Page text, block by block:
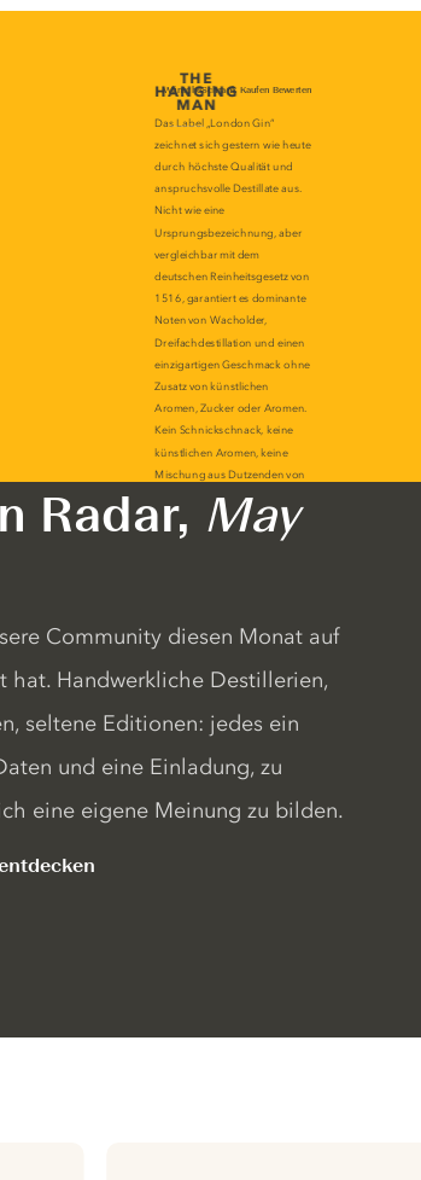
Radar, May
Community diesen Monat auf
hat. Handwerkliche Destillerien,
seltene Editionen: jedes ein
und eine Einladung, zu
eine eigene Meinung zu bilden.